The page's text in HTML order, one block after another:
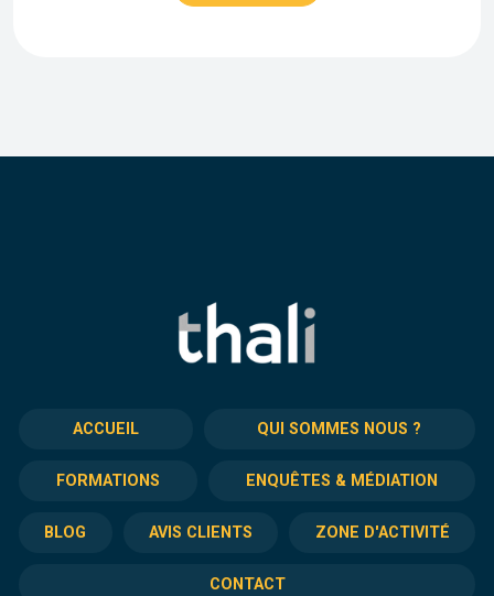
ACCUEIL QUI SOMMES NOUS ?
FORMATIONS ENQUÊTES & MÉDIATION
BLOG AVIS CLIENTS ZONE D'ACTIVITÉ
CONTACT